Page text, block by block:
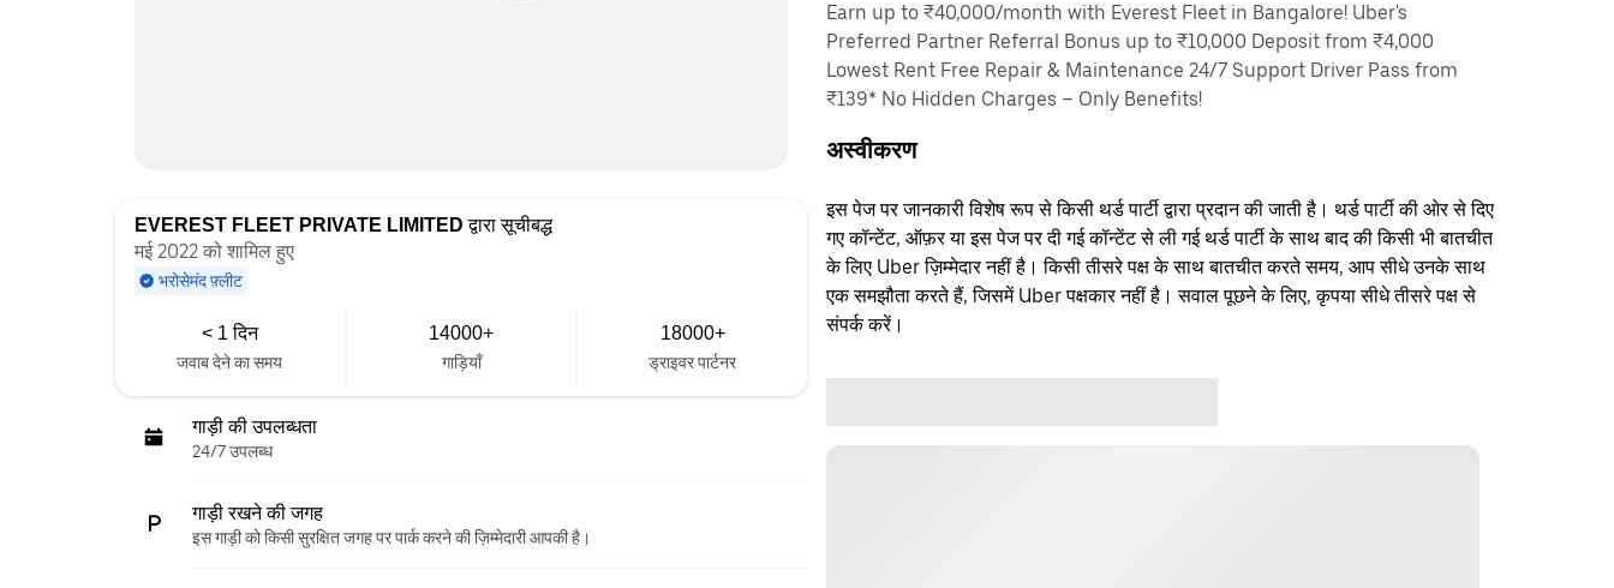
EVEREST FLEET PRIVATE LIMITED द्वारा सूचीबद्ध
मई 2022 को शामिल हुए
भरोसेमंद फ़्लीट
< 1 दिन
जवाब देने का समय
14000+
गाड़ियाँ
18000+
ड्राइवर पार्टनर
गाड़ी की उपलब्धता
24/7 उपलब्ध
गाड़ी रखने की जगह
इस गाड़ी को किसी सुरक्षित जगह पर पार्क करने की ज़िम्मेदारी आपकी है।
Earn up to ₹40,000/month with Everest Fleet in Bangalore! Uber's
Preferred Partner Referral Bonus up to ₹10,000 Deposit from ₹4,000
Lowest Rent Free Repair & Maintenance 24/7 Support Driver Pass from
₹139* No Hidden Charges – Only Benefits!
अस्वीकरण
इस पेज पर जानकारी विशेष रूप से किसी थर्ड पार्टी द्वारा प्रदान की जाती है। थर्ड पार्टी की ओर से दिए
गए कॉन्टेंट, ऑफ़र या इस पेज पर दी गई कॉन्टेंट से ली गई थर्ड पार्टी के साथ बाद की किसी भी बातचीत
के लिए Uber ज़िम्मेदार नहीं है। किसी तीसरे पक्ष के साथ बातचीत करते समय, आप सीधे उनके साथ
एक समझौता करते हैं, जिसमें Uber पक्षकार नहीं है। सवाल पूछने के लिए, कृपया सीधे तीसरे पक्ष से
संपर्क करें।